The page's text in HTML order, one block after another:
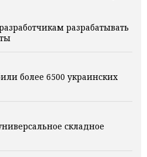
разрабатывать
более 6500 украинских
складное